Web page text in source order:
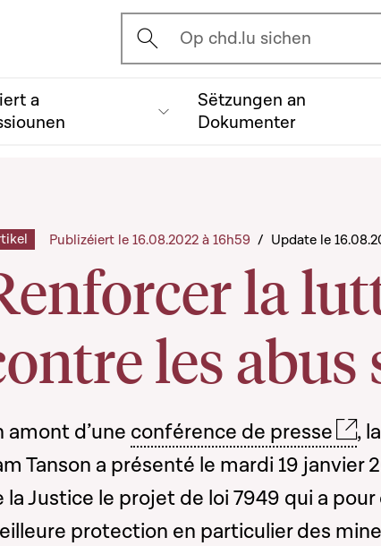
Ouvrir l'écran de recherche
Op chd.lu sichen
a
Sëtzungen an
Dokumenter
la
les abus
Publizéiert le 16.08.2022 à 16h59 / Update le
amont d’une conférence de presse
,
Tanson a présenté le mardi 19 janvier
la Justice le projet de loi 7949 qui a
protection en particulier des